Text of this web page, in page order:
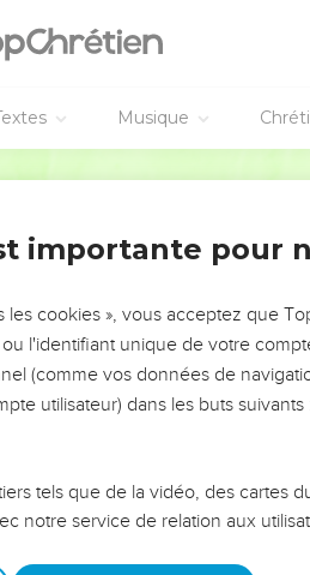
Musique
!
vision. Mais on voit
que ce sont
les erreurs
que leurs erreurs
ou une famille,
importante pour
cookies », vous acceptez que
l'identifiant unique de votre
(comme vos données de
utilisateur) dans les buts suivants
tels que de la vidéo, des cartes
notre service de relation aux